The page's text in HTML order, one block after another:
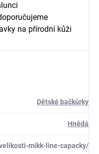
na přírodní kůži
Dětské bačkůrky
Hnědá
mikk-line-capacky/